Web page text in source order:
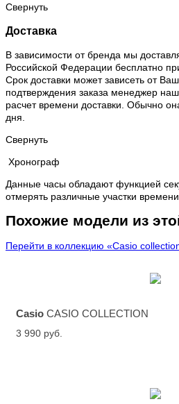
Свернуть
Доставка
В зависимости от бренда мы
Российской Федерации бесплатно
Срок доставки может зависеть от
подтверждения заказа менеджер
расчет времени доставки. Обычно
дня.
Свернуть
Хронограф
Данные часы обладают функцией
отмерять различные участки времени
Похожие модели из
Перейти в коллекцию «Casio
Casio CASIO COLLECTION
3 990 руб.